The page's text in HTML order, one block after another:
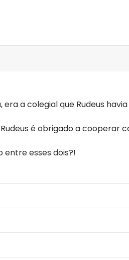
a colegial que Rudeus
é obrigado a cooperar
entre esses dois?!